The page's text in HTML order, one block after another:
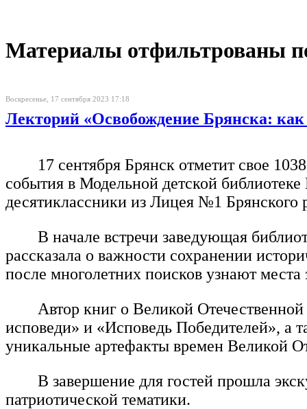
Материалы отфильтрованы
Воскресенье, 17 сентября 2023 17:18
Лекторий «Освобождение Брянска: как
17 сентября Брянск отметит свое
события в Модельной детской
десятиклассники из Лицея №1 Брянского
В начале встречи заведующая
рассказала о важности сохранении
после многолетних поисков узнают
Автор книг о Великой
исповеди» и «Исповедь Победителей», а
уникальные артефакты времен Великой
В завершение для гостей прошла
патриотической тематики.